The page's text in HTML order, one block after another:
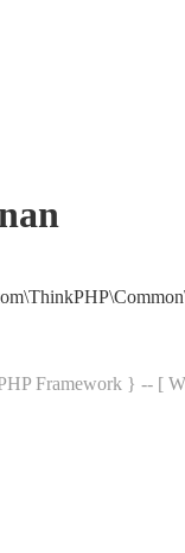
Framework } -- [